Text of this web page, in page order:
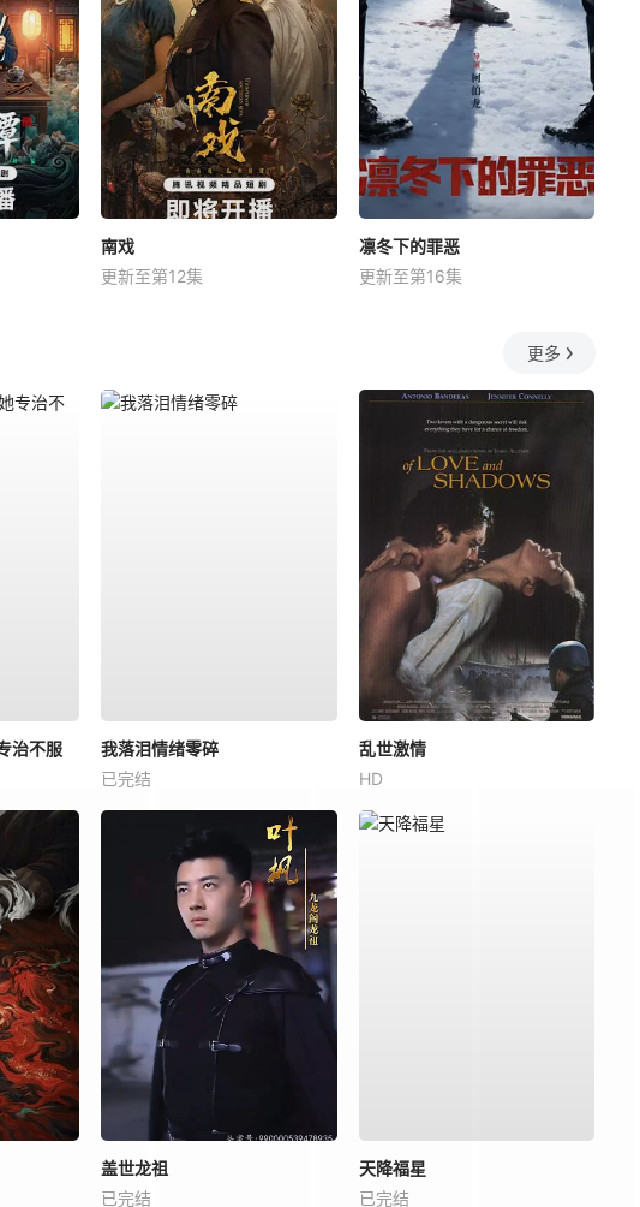
南戏
更新至第12集
凛冬下的罪恶
更新至第16集
更多
治不服
我落泪情绪零碎
已完结
乱世激情
HD
盖世龙祖
已完结
天降福星
已完结